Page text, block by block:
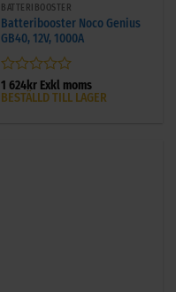
BATTERIBOOSTER
Batteribooster Noco Genius
GB40, 12V, 1000A
Betygsatt
0
1 624kr Exkl moms
BESTÄLLD TILL LAGER